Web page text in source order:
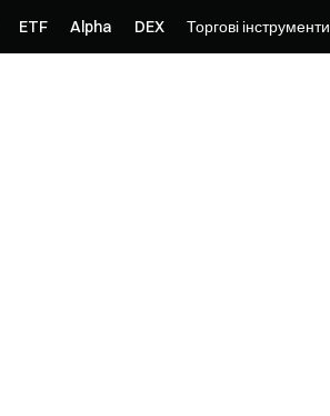
ETF Alpha DEX Торгові інструменти